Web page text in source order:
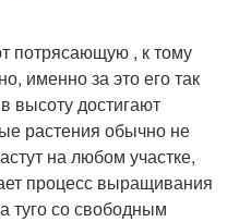
потрясающую , к тому
именно за это его так
высоту достигают
растения обычно не
на любом участке,
процесс выращивания
туго со свободным